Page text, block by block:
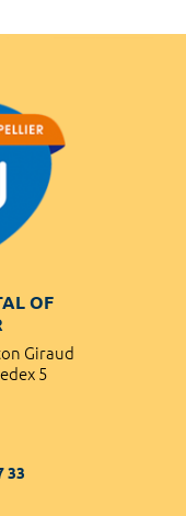
OF
Giraud
5
33